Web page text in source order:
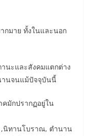
กมาย ทั้งในและนอก
นะและสังคมแตกต่าง
านจนแม้ปัจจุบันนี้
คมักปรากฏอยู่ใน
,นิทานโบราณ, ตำนาน